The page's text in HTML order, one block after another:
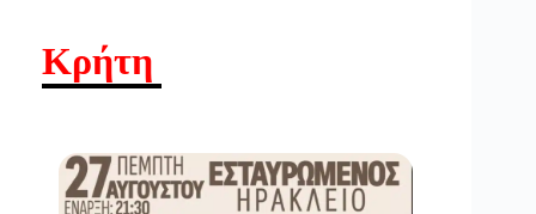
Κρήτη